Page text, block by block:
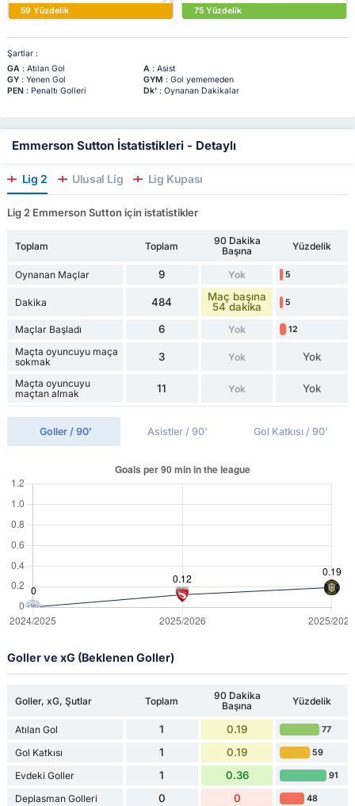
59 Yüzdelik
75 Yüzdelik
Şartlar :
GA: Atılan Gol A: Asist
GY: Yenen Gol GYM : Gol yememeden
PEN: Penaltı Golleri Dk': Oynanan Dakikalar
Emmerson Sutton İstatistikleri - Detaylı
Lig 2 Ulusal Lig Lig Kupası
Lig 2 Emmerson Sutton için istatistikler
Toplam Toplam
90 Dakika
Başına
Yüzdelik
Oynanan Maçlar 9 Yok 5
Dakika 484
Maç başına
54 dakika
5
Maçlar Başladı 6 Yok 12
Maçta oyuncuyu maça
sokmak
3 Yok Yok
Maçta oyuncuyu
maçtan almak
11 Yok Yok
Goller / 90' Asistler / 90' Gol Katkısı / 90'
Goller ve xG (Beklenen Goller)
Goller, xG, Şutlar Toplam
90 Dakika
Başına
Yüzdelik
Atılan Gol 1 0.19 77
Gol Katkısı 1 0.19 59
Evdeki Goller 1 0.36 91
Deplasman Golleri 0 0 48